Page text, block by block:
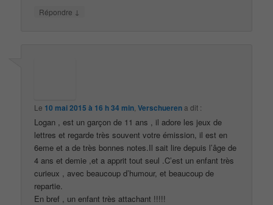
Répondre ↓
Le 10 mai 2015 à 16 h 34 min ,Verschuerena dit :
Logan , est un garçon de 11 ans , il adore les jeux de
lettres et regarde très souvent votre émission, il est en
6eme et a de très bonnes notes.Il sait lire depuis l’âge de
4 ans et demie ,et a apprit tout seul .C’est un enfant très
curieux , avec beaucoup d’humour, et beaucoup de
repartie.
En bref , un enfant très attachant !!!!!